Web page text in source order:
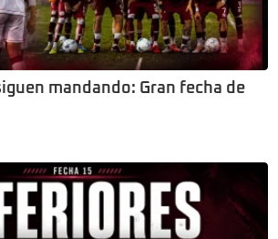
mandando: Gran fecha de